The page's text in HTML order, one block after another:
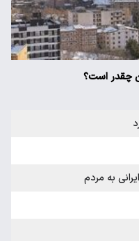
چقدر است؟
به مردم